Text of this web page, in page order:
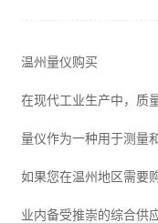
温州量仪购买
在现代工业生产中，质
量仪作为一种用于测量
如果您在温州地区需要
业内备受推崇的综合供